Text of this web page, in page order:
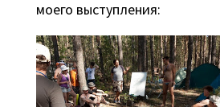
моего выступления: